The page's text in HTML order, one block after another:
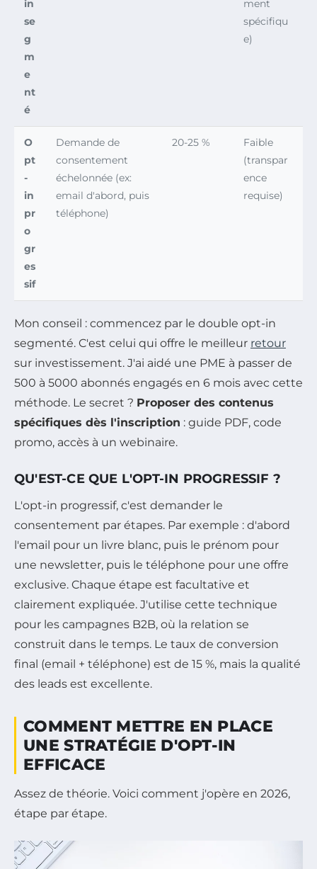
in
se
g
m
e
nt
é
ment
spécifiqu
e)
O
pt
-
in
pr
o
gr
es
sif
Demande de
consentement
échelonnée (ex:
email d'abord, puis
téléphone)
20-25 %
Faible
(transpar
ence
requise)
Mon conseil : commencez par le double opt-in
segmenté. C'est celui qui offre le meilleur retour
sur investissement. J'ai aidé une PME à passer de
500 à 5000 abonnés engagés en 6 mois avec cette
méthode. Le secret ? Proposer des contenus
spécifiques dès l'inscription : guide PDF, code
promo, accès à un webinaire.
QU'EST-CE QUE L'OPT-IN PROGRESSIF ?
L'opt-in progressif, c'est demander le
consentement par étapes. Par exemple : d'abord
l'email pour un livre blanc, puis le prénom pour
une newsletter, puis le téléphone pour une offre
exclusive. Chaque étape est facultative et
clairement expliquée. J'utilise cette technique
pour les campagnes B2B, où la relation se
construit dans le temps. Le taux de conversion
final (email + téléphone) est de 15 %, mais la qualité
des leads est excellente.
COMMENT METTRE EN PLACE
UNE STRATÉGIE D'OPT-IN
EFFICACE
Assez de théorie. Voici comment j'opère en 2026,
étape par étape.